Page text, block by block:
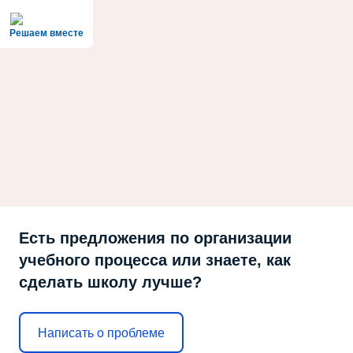
Решаем вместе
Есть предложения по организации
учебного процесса или знаете, как
сделать школу лучше?
Написать о проблеме